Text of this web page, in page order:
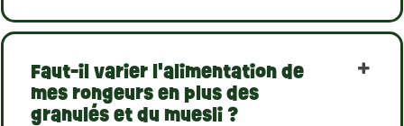
Faut-il varier l'alimentation de
mes rongeurs en plus des
granulés et du muesli ?